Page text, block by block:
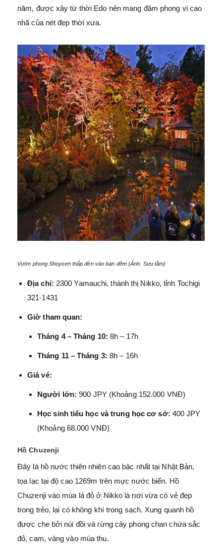
năm, được xây từ thời Edo nên mang đậm phong vị cao
nhã của nét đẹp thời xưa.
Vườn phong Shoyoen thắp đèn vào ban đêm (Ảnh: Sưu tầm)
Địa chỉ: 2300 Yamauchi, thành thị Nikko, tỉnh Tochigi
321-1431
Giờ tham quan:
Tháng 4 – Tháng 10: 8h – 17h
Tháng 11 – Tháng 3: 8h – 16h
Giá vé:
Người lớn: 900 JPY (Khoảng 152.000 VNĐ)
Học sinh tiểu học và trung học cơ sở: 400 JPY
(Khoảng 68.000 VNĐ)
Hồ Chuzenji
Đây là hồ nước thiên nhiên cao bậc nhất tại Nhật Bản,
tọa lạc tại độ cao 1269m trên mực nước biển. Hồ
Chuzenji vào mùa lá đỏ ở Nikko là nơi vừa có vẻ đẹp
trong trẻo, lại có không khí trong sạch. Xung quanh hồ
được che bởi núi đồi và rừng cây phong chan chứa sắc
đỏ, cam, vàng vào mùa thu.